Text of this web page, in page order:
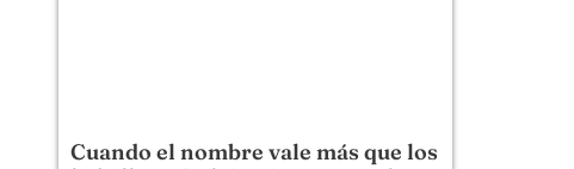
Cuando el nombre vale más que los